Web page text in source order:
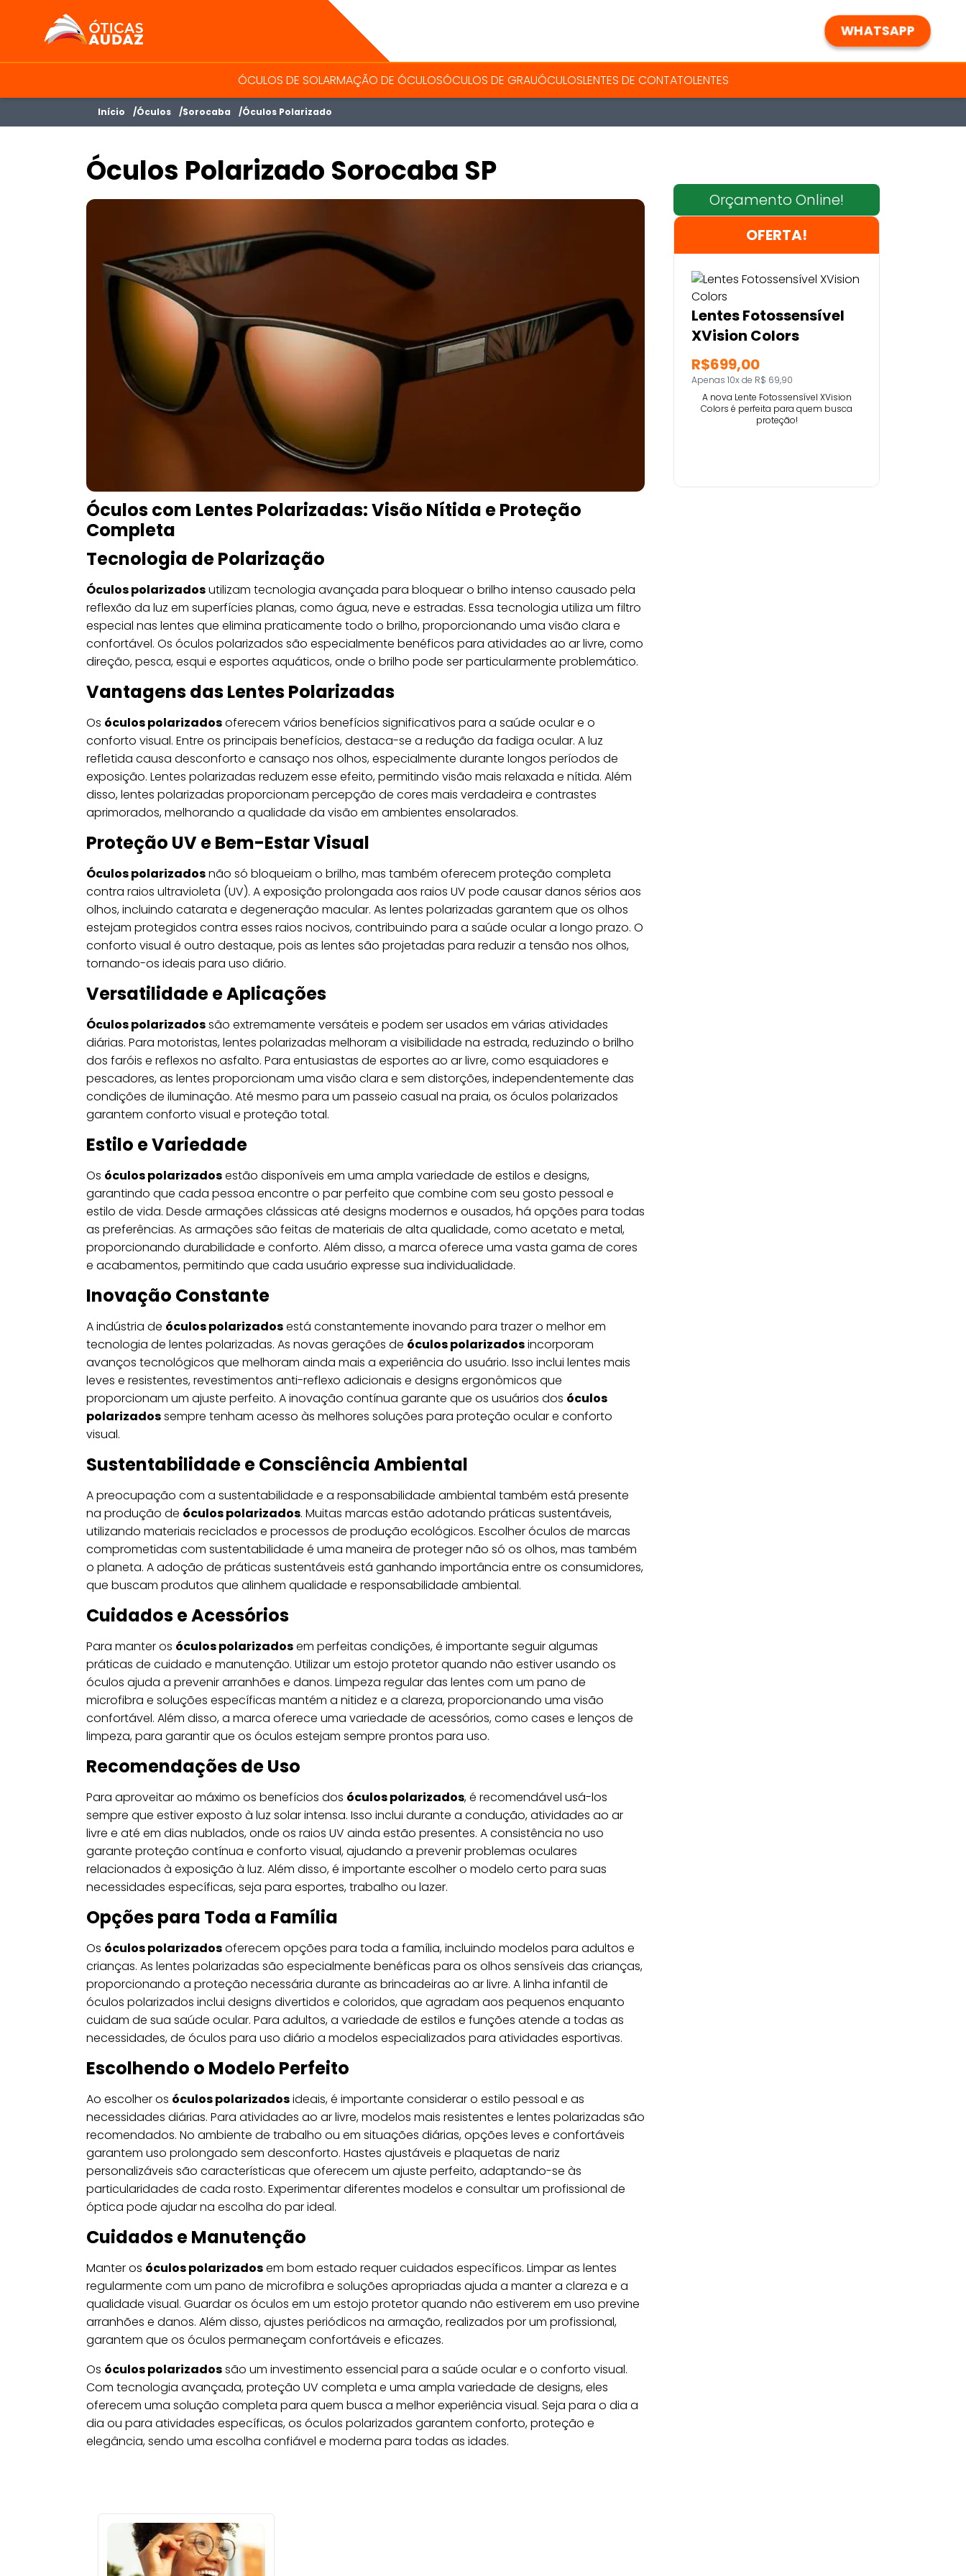
ÓTICAS AUDAZ
WHATSAPP
ÓCULOS DE SOLARMAÇÃO DE ÓCULOSÓCULOS DE GRAUÓCULOSLENTES DE CONTATOLENTES
Início Óculos Sorocaba Óculos Polarizado
Óculos Polarizado Sorocaba SP
Óculos com Lentes Polarizadas: Visão Nítida e Proteção
Completa
Tecnologia de Polarização
Óculos polarizadosutilizam tecnologia avançada para bloquear o brilho intenso causado pela
reflexão da luz em superfícies planas, como água, neve e estradas. Essa tecnologia utiliza um filtro
especial nas lentes que elimina praticamente todo o brilho, proporcionando uma visão clara e
confortável. Os óculos polarizados são especialmente benéficos para atividades ao ar livre, como
direção, pesca, esqui e esportes aquáticos, onde o brilho pode ser particularmente problemático.
Vantagens das Lentes Polarizadas
Os óculos polarizadosoferecem vários benefícios significativos para a saúde ocular e o
conforto visual. Entre os principais benefícios, destaca-se a redução da fadiga ocular. A luz
refletida causa desconforto e cansaço nos olhos, especialmente durante longos períodos de
exposição. Lentes polarizadas reduzem esse efeito, permitindo visão mais relaxada e nítida. Além
disso, lentes polarizadas proporcionam percepção de cores mais verdadeira e contrastes
aprimorados, melhorando a qualidade da visão em ambientes ensolarados.
Proteção UV e Bem-Estar Visual
Óculos polarizadosnão só bloqueiam o brilho, mas também oferecem proteção completa
contra raios ultravioleta (UV). A exposição prolongada aos raios UV pode causar danos sérios aos
olhos, incluindo catarata e degeneração macular. As lentes polarizadas garantem que os olhos
estejam protegidos contra esses raios nocivos, contribuindo para a saúde ocular a longo prazo. O
conforto visual é outro destaque, pois as lentes são projetadas para reduzir a tensão nos olhos,
tornando-os ideais para uso diário.
Versatilidade e Aplicações
Óculos polarizadossão extremamente versáteis e podem ser usados em várias atividades
diárias. Para motoristas, lentes polarizadas melhoram a visibilidade na estrada, reduzindo o brilho
dos faróis e reflexos no asfalto. Para entusiastas de esportes ao ar livre, como esquiadores e
pescadores, as lentes proporcionam uma visão clara e sem distorções, independentemente das
condições de iluminação. Até mesmo para um passeio casual na praia, os óculos polarizados
garantem conforto visual e proteção total.
Estilo e Variedade
Os óculos polarizadosestão disponíveis em uma ampla variedade de estilos e designs,
garantindo que cada pessoa encontre o par perfeito que combine com seu gosto pessoal e
estilo de vida. Desde armações clássicas até designs modernos e ousados, há opções para todas
as preferências. As armações são feitas de materiais de alta qualidade, como acetato e metal,
proporcionando durabilidade e conforto. Além disso, a marca oferece uma vasta gama de cores
e acabamentos, permitindo que cada usuário expresse sua individualidade.
Inovação Constante
A indústria de óculos polarizadosestá constantemente inovando para trazer o melhor em
tecnologia de lentes polarizadas. As novas gerações de óculos polarizadosincorporam
avanços tecnológicos que melhoram ainda mais a experiência do usuário. Isso inclui lentes mais
leves e resistentes, revestimentos anti-reflexo adicionais e designs ergonômicos que
proporcionam um ajuste perfeito. A inovação contínua garante que os usuários dos óculos
polarizadossempre tenham acesso às melhores soluções para proteção ocular e conforto
visual.
Sustentabilidade e Consciência Ambiental
A preocupação com a sustentabilidade e a responsabilidade ambiental também está presente
na produção de óculos polarizados. Muitas marcas estão adotando práticas sustentáveis,
utilizando materiais reciclados e processos de produção ecológicos. Escolher óculos de marcas
comprometidas com sustentabilidade é uma maneira de proteger não só os olhos, mas também
o planeta. A adoção de práticas sustentáveis está ganhando importância entre os consumidores,
que buscam produtos que alinhem qualidade e responsabilidade ambiental.
Cuidados e Acessórios
Para manter os óculos polarizadosem perfeitas condições, é importante seguir algumas
práticas de cuidado e manutenção. Utilizar um estojo protetor quando não estiver usando os
óculos ajuda a prevenir arranhões e danos. Limpeza regular das lentes com um pano de
microfibra e soluções específicas mantém a nitidez e a clareza, proporcionando uma visão
confortável. Além disso, a marca oferece uma variedade de acessórios, como cases e lenços de
limpeza, para garantir que os óculos estejam sempre prontos para uso.
Recomendações de Uso
Para aproveitar ao máximo os benefícios dos óculos polarizados, é recomendável usá-los
sempre que estiver exposto à luz solar intensa. Isso inclui durante a condução, atividades ao ar
livre e até em dias nublados, onde os raios UV ainda estão presentes. A consistência no uso
garante proteção contínua e conforto visual, ajudando a prevenir problemas oculares
relacionados à exposição à luz. Além disso, é importante escolher o modelo certo para suas
necessidades específicas, seja para esportes, trabalho ou lazer.
Opções para Toda a Família
Os óculos polarizadosoferecem opções para toda a família, incluindo modelos para adultos e
crianças. As lentes polarizadas são especialmente benéficas para os olhos sensíveis das crianças,
proporcionando a proteção necessária durante as brincadeiras ao ar livre. A linha infantil de
óculos polarizados inclui designs divertidos e coloridos, que agradam aos pequenos enquanto
cuidam de sua saúde ocular. Para adultos, a variedade de estilos e funções atende a todas as
necessidades, de óculos para uso diário a modelos especializados para atividades esportivas.
Escolhendo o Modelo Perfeito
Ao escolher os óculos polarizadosideais, é importante considerar o estilo pessoal e as
necessidades diárias. Para atividades ao ar livre, modelos mais resistentes e lentes polarizadas são
recomendados. No ambiente de trabalho ou em situações diárias, opções leves e confortáveis
garantem uso prolongado sem desconforto. Hastes ajustáveis e plaquetas de nariz
personalizáveis são características que oferecem um ajuste perfeito, adaptando-se às
particularidades de cada rosto. Experimentar diferentes modelos e consultar um profissional de
óptica pode ajudar na escolha do par ideal.
Cuidados e Manutenção
Manter os óculos polarizadosem bom estado requer cuidados específicos. Limpar as lentes
regularmente com um pano de microfibra e soluções apropriadas ajuda a manter a clareza e a
qualidade visual. Guardar os óculos em um estojo protetor quando não estiverem em uso previne
arranhões e danos. Além disso, ajustes periódicos na armação, realizados por um profissional,
garantem que os óculos permaneçam confortáveis e eficazes.
Os óculos polarizadossão um investimento essencial para a saúde ocular e o conforto visual.
Com tecnologia avançada, proteção UV completa e uma ampla variedade de designs, eles
oferecem uma solução completa para quem busca a melhor experiência visual. Seja para o dia a
dia ou para atividades específicas, os óculos polarizados garantem conforto, proteção e
elegância, sendo uma escolha confiável e moderna para todas as idades.
Orçamento Online!
OFERTA!
Lentes Fotossensível
XVision Colors
R$699,00
Apenas 10x de R$ 69,90
A nova Lente Fotossensível XVision
Colors é perfeita para quem busca
proteção!